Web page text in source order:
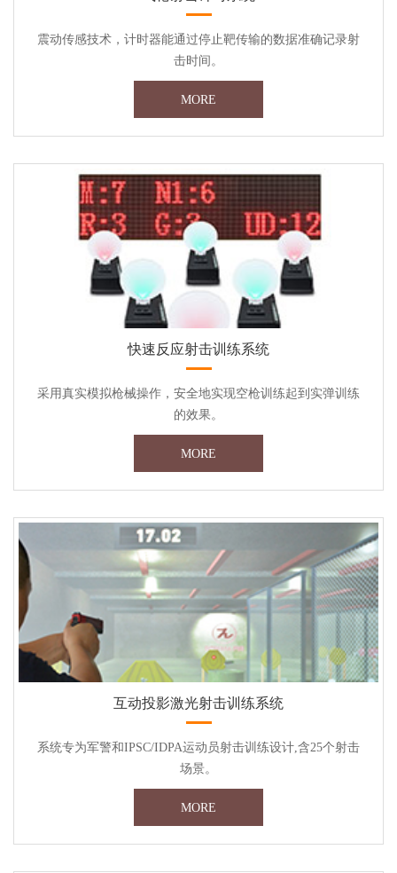
震动传感技术，计时器能通过停止靶传输的数据准确记录射
击时间。
MORE
快速反应射击训练系统
采用真实模拟枪械操作，安全地实现空枪训练起到实弹训练
的效果。
MORE
互动投影激光射击训练系统
系统专为军警和IPSC/IDPA运动员射击训练设计,含25个射击
场景。
MORE